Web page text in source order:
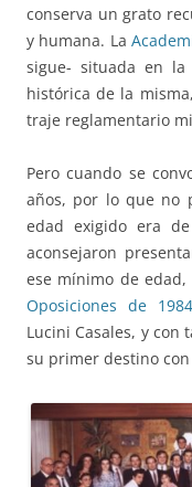
conserva un grato
y humana. La
sigue- situada en
histórica de la
traje reglamentario
Pero cuando se
años, por lo que no
edad exigido era
aconsejaron
ese mínimo de
Oposiciones de 1984
Lucini Casales, y con
su primer destino con